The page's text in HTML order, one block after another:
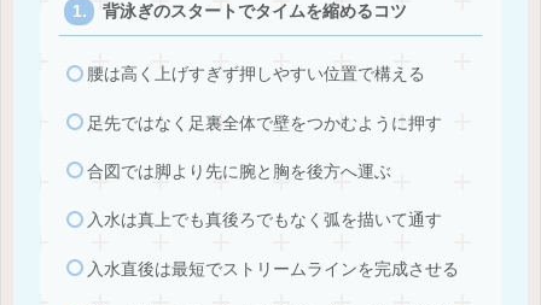
背泳ぎのスタートでタイムを縮めるコツ
腰は高く上げすぎず押しやすい位置で構える
足先ではなく足裏全体で壁をつかむように押す
合図では脚より先に腕と胸を後方へ運ぶ
入水は真上でも真後ろでもなく弧を描いて通す
入水直後は最短でストリームラインを完成させる